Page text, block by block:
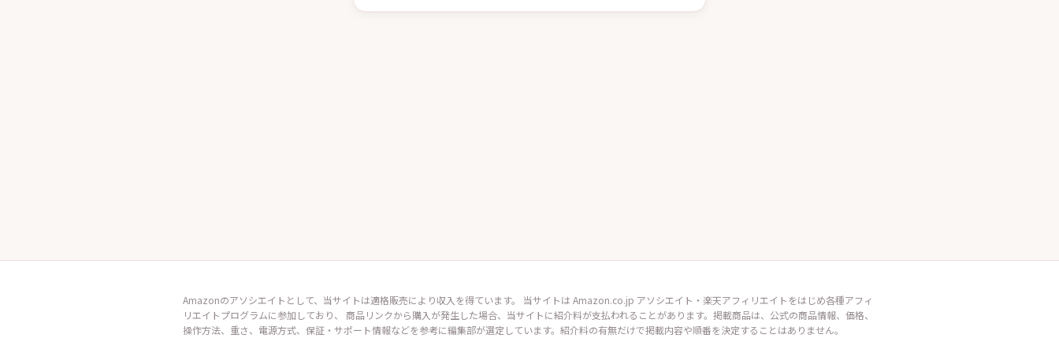
Amazonのアソシエイトとして、当サイトは適格販売により収入を得ています。 当サイトは Amazon.co.jp アソシエイト・楽天アフィリエイトをはじめ各種アフィ
リエイトプログラムに参加しており、 商品リンクから購入が発生した場合、当サイトに紹介料が支払われることがあります。掲載商品は、公式の商品情報、価格、
操作方法、重さ、電源方式、保証・サポート情報などを参考に編集部が選定しています。紹介料の有無だけで掲載内容や順番を決定することはありません。